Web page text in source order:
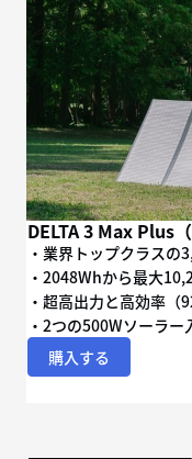
DELTA 3 Max Plus
・業界トップクラスの
・2048Whから最大
・超高出力と高効率（
・2つの500Wソーラ
購入する